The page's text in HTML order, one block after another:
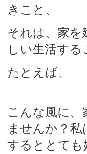
きこと、
それは、家を
しい生活す
たとえば、
こんな風に
ませんか？
するととても